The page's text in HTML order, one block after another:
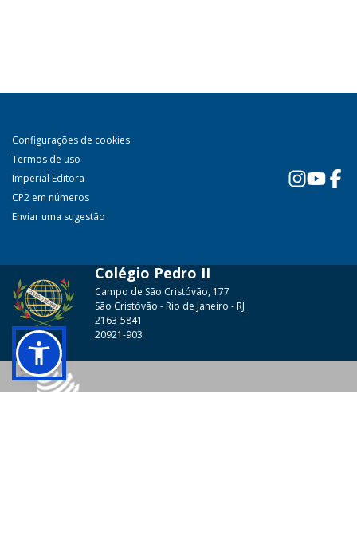
Configurações de cookies
Termos de uso
Imperial Editora
CP2 em números
Enviar uma sugestão
Colégio Pedro II
Campo de São Cristóvão, 177
São Cristóvão - Rio de Janeiro - RJ
2163-5841
20921-903